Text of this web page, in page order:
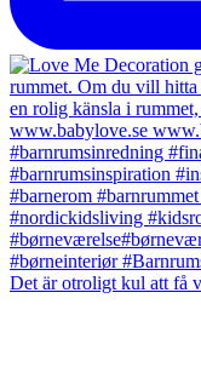
Det är otroligt kul att få